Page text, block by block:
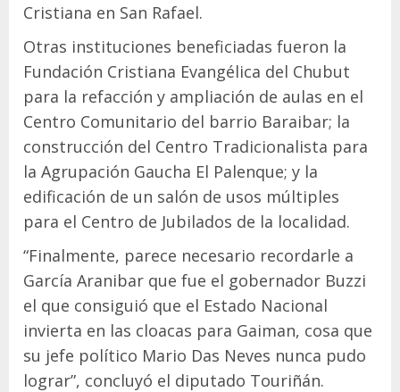
Cristiana en San Rafael.
Otras instituciones beneficiadas fueron la
Fundación Cristiana Evangélica del Chubut
para la refacción y ampliación de aulas en el
Centro Comunitario del barrio Baraibar; la
construcción del Centro Tradicionalista para
la Agrupación Gaucha El Palenque; y la
edificación de un salón de usos múltiples
para el Centro de Jubilados de la localidad.
“Finalmente, parece necesario recordarle a
García Aranibar que fue el gobernador Buzzi
el que consiguió que el Estado Nacional
invierta en las cloacas para Gaiman, cosa que
su jefe político Mario Das Neves nunca pudo
lograr”, concluyó el diputado Touriñán.